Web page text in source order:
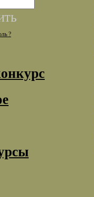
?